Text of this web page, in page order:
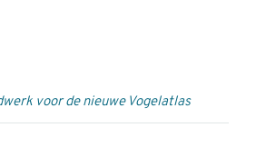
voor de nieuwe Vogelatlas